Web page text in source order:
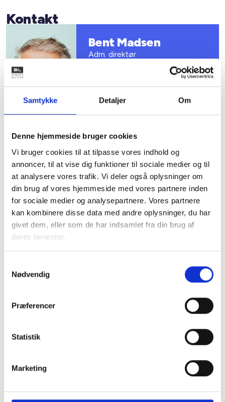
Samtykke Detaljer Om
Denne hjemmeside bruger cookies
Vi bruger cookies til at tilpasse vores indhold og
annoncer, til at vise dig funktioner til sociale medier og til
at analysere vores trafik. Vi deler også oplysninger om
din brug af vores hjemmeside med vores partnere inden
for sociale medier og analysepartnere. Vores partnere
kan kombinere disse data med andre oplysninger, du har
givet dem, eller som de har indsamlet fra din brug af
deres tjenester.
Nødvendig
Præferencer
Statistik
Marketing
Kontakt
Bent Madsen
Adm. direktør
Susan Fiil
Præstegaard
Juridisk konsulent
Tlf: 53 73 15 48
Mail: sfp@bl.dk
Viden
boliger